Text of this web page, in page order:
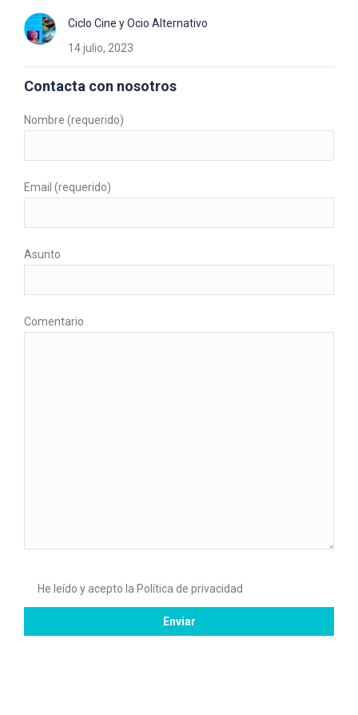
Ciclo Cine y Ocio Alternativo
14 julio, 2023
Contacta con nosotros
Nombre (requerido)
Email (requerido)
Asunto
Comentario
He leído y acepto la Política de privacidad